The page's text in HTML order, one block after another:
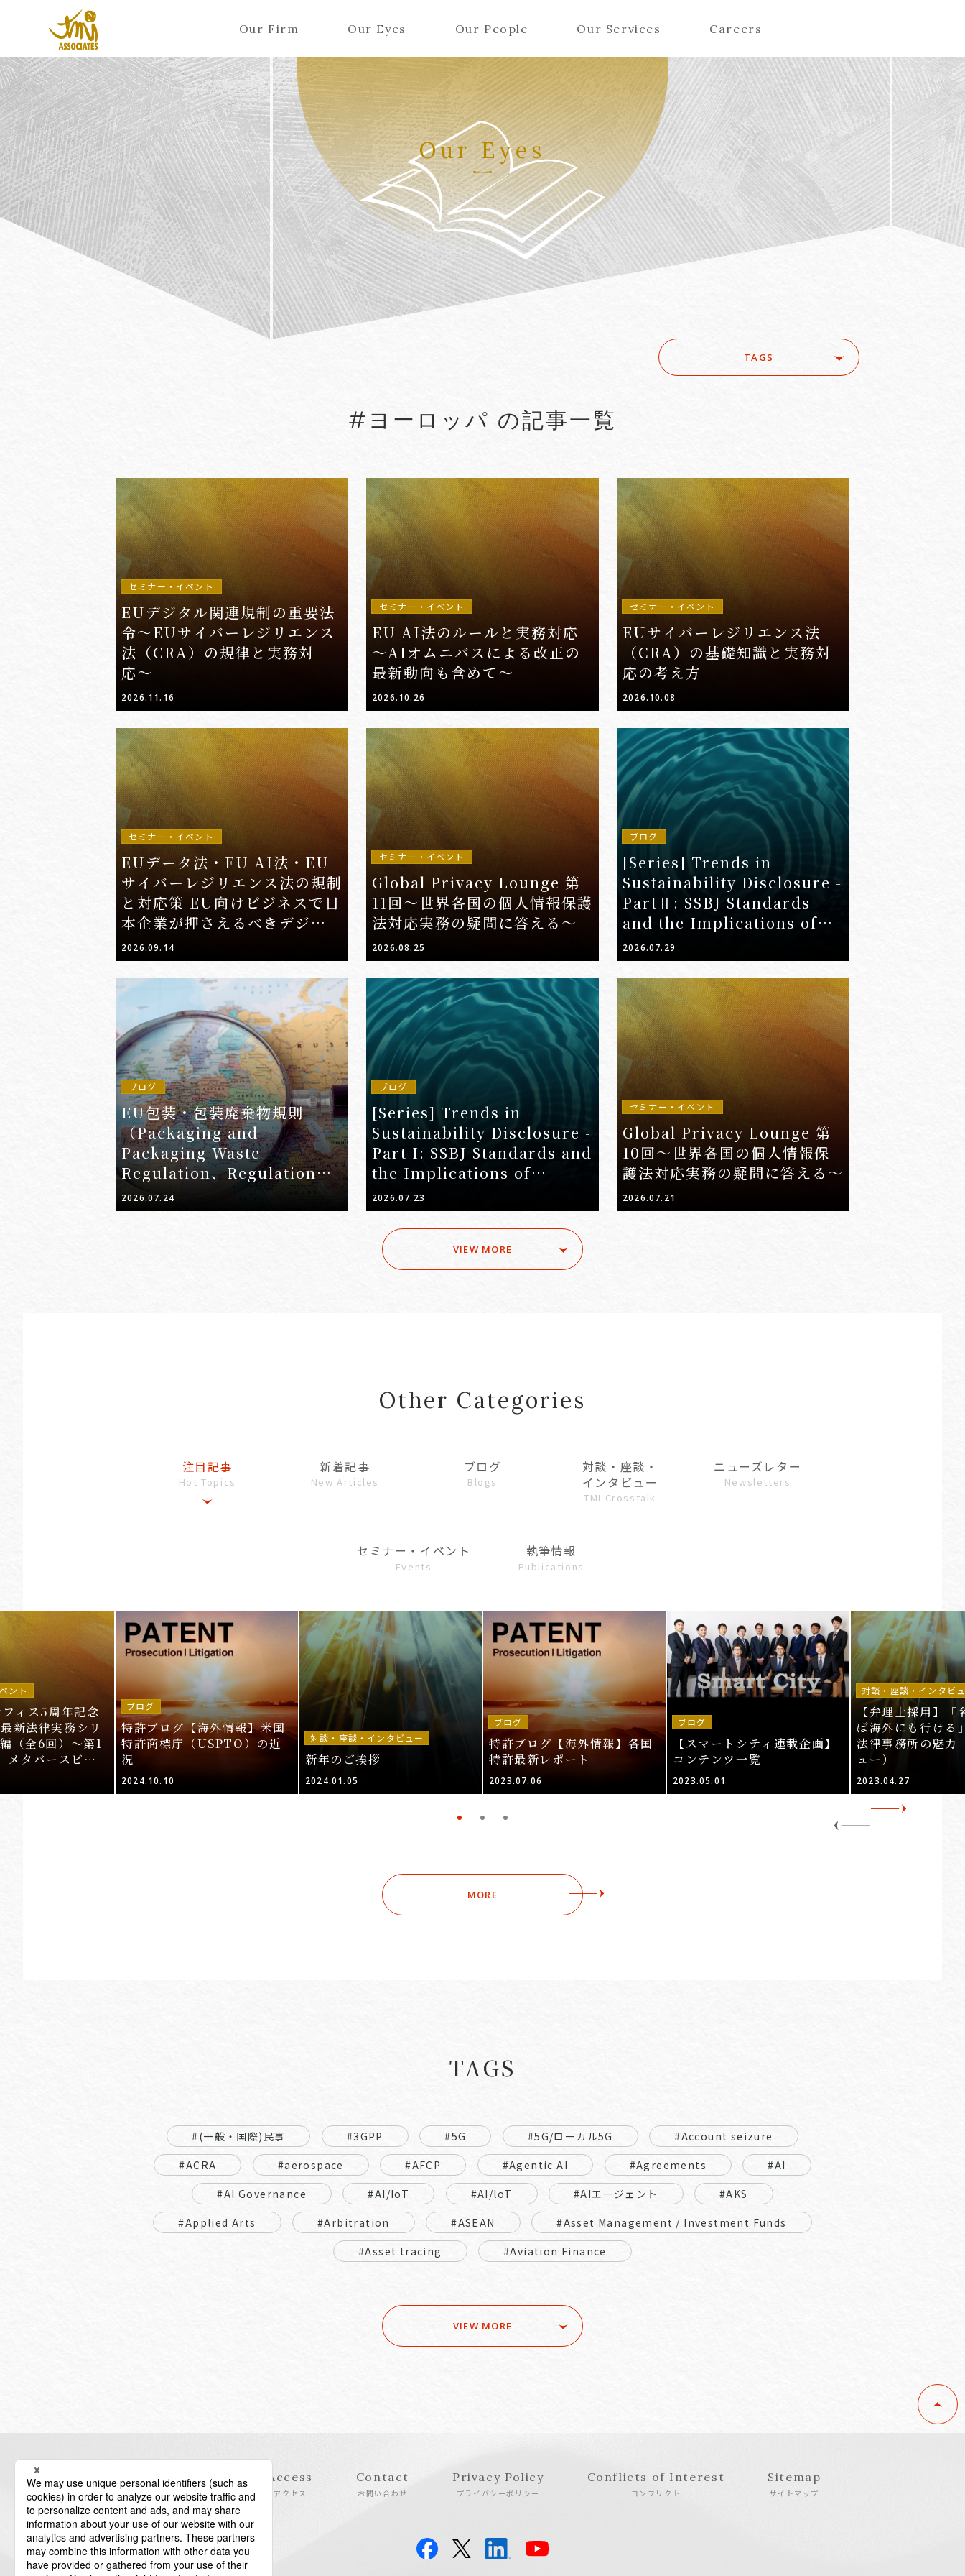
Our Firm Our Eyes Our People Our Services Careers
Our Eyes
TAGS
#Account seizure
#aerospace
#Applied Arts #Arbitration #ASEAN
VIEW MORE
#ヨーロッパ の記事一覧
セミナー・イベント
EUデジタル関連規制の重要法
令〜EUサイバーレジリエンス
法（CRA）の規律と実務対
応〜
2026.11.16
セミナー・イベント
EU AI法のルールと実務対応
〜AIオムニバスによる改正の
最新動向も含めて〜
2026.10.26
セミナー・イベント
EUサイバーレジリエンス法
（CRA）の基礎知識と実務対
応の考え方
2026.10.08
セミナー・イベント
EUデータ法・EU AI法・EU
サイバーレジリエンス法の規制
と対応策 EU向けビジネスで日
本企業が押さえるべきデジタル
規制と実務対応
2026.09.14
セミナー・イベント
Global Privacy Lounge 第
11回～世界各国の個人情報保護
法対応実務の疑問に答える～
2026.08.25
ブログ
[Series] Trends in
Sustainability Disclosure -
PartⅡ: SSBJ Standards
and the Implications of
Mandatory Scope 3
Disclosure for Companies
2026.07.29
ブログ
EU包装・包装廃棄物規則
（Packaging and
Packaging Waste
Regulation、Regulation
(EU) 2025/40）（PPWR）の
概要と実務対応のポイント（ア
2026.07.24
ブログ
[Series] Trends in
Sustainability Disclosure -
Part I: SSBJ Standards and
the Implications of
Mandatory Scope 3
Disclosure for Companies
2026.07.23
セミナー・イベント
Global Privacy Lounge 第
10回～世界各国の個人情報保
護法対応実務の疑問に答える～
2026.07.21
VIEW MORE
Other Categories
注目記事
Hot Topics
新着記事
New Articles
ブログ
Blogs
対談・座談・
インタビュー
TMI Crosstalk
ニューズレター
Newsletters
セミナー・イベント
Events
執筆情報
Publications
ント
ィス5周年記念
新法律実務シリ
（全6回）～第1
メタバースビジ
ブログ
特許ブログ【海外情報】米国
特許商標庁（USPTO）の近
況
2024.10.10
対談・座談・インタビュー
新年のご挨拶
2024.01.05
ブログ
特許ブログ【海外情報】各国
特許最新レポート
2023.07.06
ブログ
【スマートシティ連載企画】
コンテンツ一覧
2023.05.01
対談・座談・インタビ
【弁理士採用】「
ば海外にも行け
法律事務所の魅力
ュー）
2023.04.27
MORE
TAGS
#(一般・国際)民事 #3GPP #5G #5G/ローカル5G
#Account seizure
#ACRA
#aerospace #AFCP #Agentic AI #Agreements
#AI
#AI Governance
#AI/IoT #AI/loT #AIエージェント
#AKS
#Applied Arts
#Arbitration #ASEAN
#Asset Management / Investment Funds
#Asset tracing
#Aviation Finance
VIEW MORE
Information
インフォメーション
Access
アクセス
Contact
お問い合わせ
Privacy Policy
プライバシーポリシー
Conflicts of Interest
コンフリクト
Sitemap
サイトマップ